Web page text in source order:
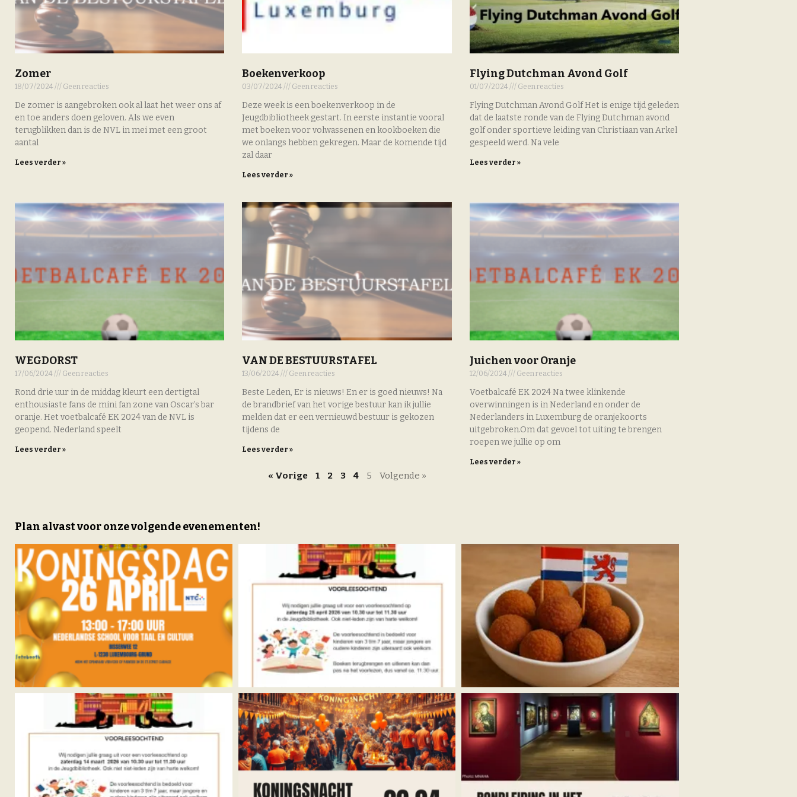
Zomer
18/07/2024 Geen reacties
De zomer is aangebroken ook al laat het weer ons af
en toe anders doen geloven. Als we even
terugblikken dan is de NVL in mei met een groot
aantal
Lees verder »
Boekenverkoop
03/07/2024 Geen reacties
Deze week is een boekenverkoop in de
Jeugdbibliotheek gestart. In eerste instantie vooral
met boeken voor volwassenen en kookboeken die
we onlangs hebben gekregen. Maar de komende tijd
zal daar
Lees verder »
Flying Dutchman Avond Golf
01/07/2024 Geen reacties
Flying Dutchman Avond Golf Het is enige tijd geleden
dat de laatste ronde van de Flying Dutchman avond
golf onder sportieve leiding van Christiaan van Arkel
gespeeld werd. Na vele
Lees verder »
WEGDORST
17/06/2024 Geen reacties
Rond drie uur in de middag kleurt een dertigtal
enthousiaste fans de mini fan zone van Oscar’s bar
oranje. Het voetbalcafé EK 2024 van de NVL is
geopend. Nederland speelt
Lees verder »
VAN DE BESTUURSTAFEL
13/06/2024 Geen reacties
Beste Leden, Er is nieuws! En er is goed nieuws! Na
de brandbrief van het vorige bestuur kan ik jullie
melden dat er een vernieuwd bestuur is gekozen
tijdens de
Lees verder »
Juichen voor Oranje
12/06/2024 Geen reacties
Voetbalcafé EK 2024 Na twee klinkende
overwinningen is in Nederland en onder de
Nederlanders in Luxemburg de oranjekoorts
uitgebroken.Om dat gevoel tot uiting te brengen
roepen we jullie op om
Lees verder »
« Vorige 1 2 3 4 5 Volgende »
Plan alvast voor onze volgende evenementen!